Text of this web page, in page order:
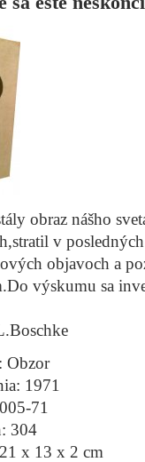
obraz nášho
v
objavoch a
výskumu sa
Obzor
1971
71
304
x 13 x 2 cm